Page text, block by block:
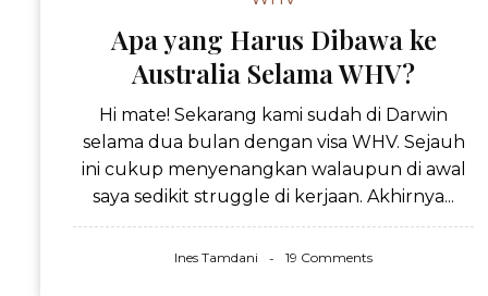
Apa yang Harus Dibawa ke
Australia Selama WHV?
Hi mate! Sekarang kami sudah di Darwin
selama dua bulan dengan visa WHV. Sejauh
ini cukup menyenangkan walaupun di awal
saya sedikit struggle di kerjaan. Akhirnya...
Ines Tamdani 19 Comments